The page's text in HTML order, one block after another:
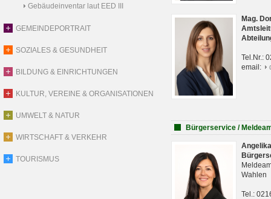
Gebäudeinventar laut EED III
GEMEINDEPORTRAIT
SOZIALES & GESUNDHEIT
BILDUNG & EINRICHTUNGEN
KULTUR, VEREINE & ORGANISATIONEN
UMWELT & NATUR
WIRTSCHAFT & VERKEHR
TOURISMUS
Mag.
Tel.Nr.:
email:
Bürgerservice /
Wahlen
Tel.: